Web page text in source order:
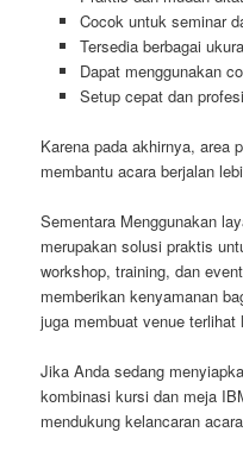
Cocok untuk seminar
Tersedia berbagai
Dapat menggunakan
Setup cepat dan
Karena pada akhirnya, area
membantu acara berjalan
Sementara Menggunakan
merupakan solusi praktis
workshop, training, dan
memberikan kenyamanan
juga membuat venue terlihat
Jika Anda sedang
kombinasi kursi dan meja
mendukung kelancaran